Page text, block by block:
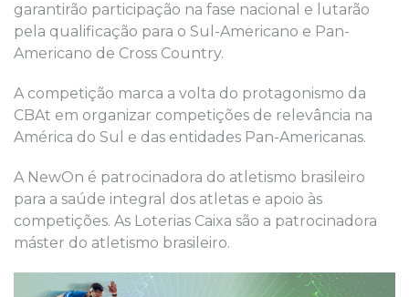
garantirão participação na fase nacional e lutarão
pela qualificação para o Sul-Americano e Pan-
Americano de Cross Country.
A competição marca a volta do protagonismo da
CBAt em organizar competições de relevância na
América do Sul e das entidades Pan-Americanas.
A NewOn é patrocinadora do atletismo brasileiro
para a saúde integral dos atletas e apoio às
competições. As Loterias Caixa são a patrocinadora
máster do atletismo brasileiro.